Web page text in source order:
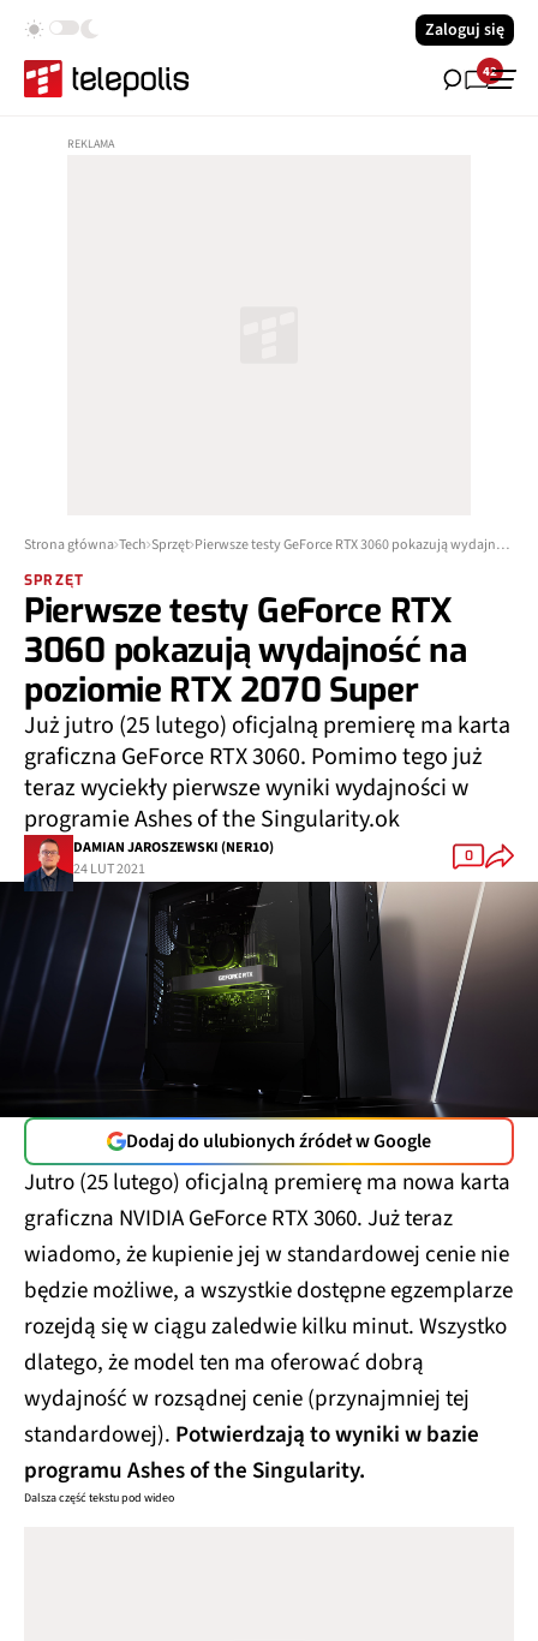
Zaloguj się
42
Strona główna Tech Sprzęt Pierwsze testy GeForce RTX 3060 pokazują wydajność na poziomie RTX 2070 Super
SPRZĘT
Pierwsze testy GeForce RTX
3060 pokazują wydajność na
poziomie RTX 2070 Super
Już jutro (25 lutego) oficjalną premierę ma karta
graficzna GeForce RTX 3060. Pomimo tego już
teraz wyciekły pierwsze wyniki wydajności w
programie Ashes of the Singularity.ok
DAMIAN JAROSZEWSKI (NER1O)
24 LUT 2021
0
Dodaj do ulubionych źródeł w Google
Jutro (25 lutego) oficjalną premierę ma nowa karta
graficzna NVIDIA GeForce RTX 3060. Już teraz
wiadomo, że kupienie jej w standardowej cenie nie
będzie możliwe, a wszystkie dostępne egzemplarze
rozejdą się w ciągu zaledwie kilku minut. Wszystko
dlatego, że model ten ma oferować dobrą
wydajność w rozsądnej cenie (przynajmniej tej
standardowej). Potwierdzają to wyniki w bazie
programu Ashes of the Singularity.
Dalsza część tekstu pod wideo